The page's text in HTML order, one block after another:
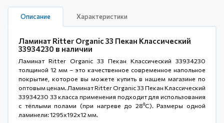
Описание Характеристики
Ламинат Ritter Organic 33 Пекан Классический
33934230 в наличии
Ламинат Ritter Organic 33 Пекан Классический 33934230
толщиной 12 мм – это качественное современное напольное
покрытие, которое вы можете купить в нашем магазине по
оптовым ценам. Ламинат Ritter Organic 33 Пекан Классический
33934230 33 класса применения подходит для использования
с тёплыми полами (при нагреве до 28⁰С). Размеры одной
ламинели: 1295x192x12 мм.